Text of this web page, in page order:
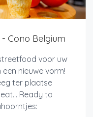
Cono Belgium
voor uw
nieuwe vorm!
ter plaatse
Ready to